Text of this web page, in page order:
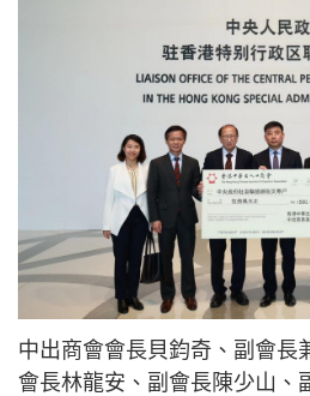
中出商會會長貝鈞奇、副會長
會長林龍安、副會長陳少山、